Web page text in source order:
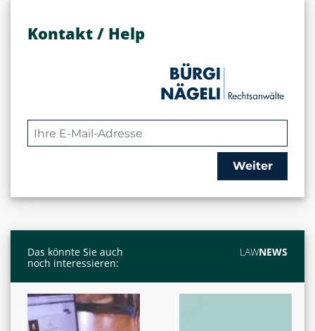
Kontakt / Help
Weiter
Das könnte Sie auch
noch interessieren:
LAWNEWS